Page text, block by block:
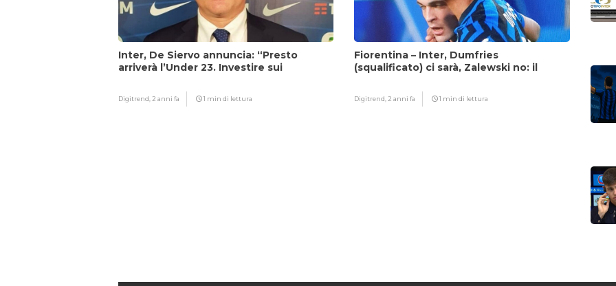
Inter, De Siervo annuncia: “Presto
arriverà l’Under 23. Investire sui
Digitrend,2 anni fa 1 min di lettura
Fiorentina – Inter, Dumfries
(squalificato) ci sarà, Zalewski no: il
Digitrend,2 anni fa 1 min di lettura